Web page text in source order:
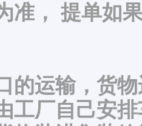
准， 提单如
的运输，货
工厂自己安